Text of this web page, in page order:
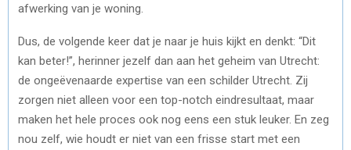
afwerking van je woning.
Dus, de volgende keer dat je naar je huis kijkt en denkt: “Dit
kan beter!”, herinner jezelf dan aan het geheim van Utrecht:
de ongeëvenaarde expertise van een schilder Utrecht. Zij
zorgen niet alleen voor een top-notch eindresultaat, maar
maken het hele proces ook nog eens een stuk leuker. En zeg
nou zelf, wie houdt er niet van een frisse start met een